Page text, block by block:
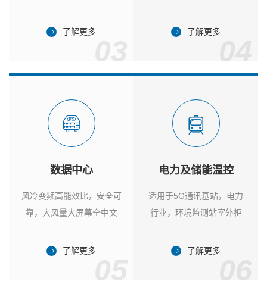
了解更多 了解更多
数据中心
风冷变频高能效比，安全可
靠，大风量大屏幕全中文
了解更多
电力及储能温控
适用于5G通讯基站，电力
行业，环境监测站室外柜
了解更多